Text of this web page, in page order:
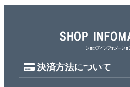
決済方法について